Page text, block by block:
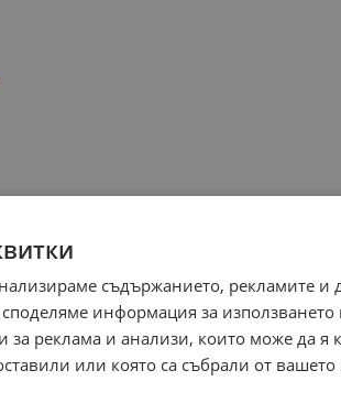
съдържанието, рекламите и
информация за
за реклама и анализи, които може да я
или която са събрали от вашето